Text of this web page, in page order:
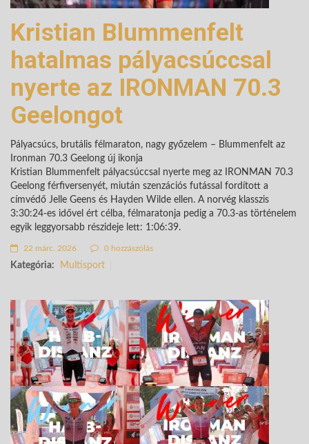
Kristian Blummenfelt
hatalmas pályacsúccsal
nyerte az IRONMAN 70.3
Geelongot
Pályacsúcs, brutális félmaraton, nagy győzelem – Blummenfelt az
Ironman 70.3 Geelong új ikonja
Kristian Blummenfelt pályacsúccsal nyerte meg az IRONMAN 70.3
Geelong férfiversenyét, miután szenzációs futással fordított a
címvédő Jelle Geens és Hayden Wilde ellen. A norvég klasszis
3:30:24-es idővel ért célba, félmaratonja pedig a 70.3-as történelem
egyik leggyorsabb részideje lett: 1:06:39.
22 márc. 2026 0 hozzászólás
Kategória: Multisport